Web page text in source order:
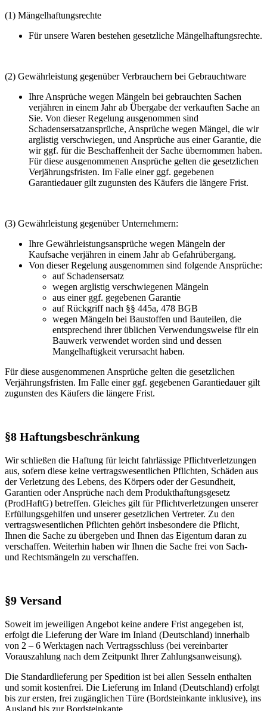
(1) Mängelhaftungsrechte
Für unsere Waren bestehen gesetzliche Mängelhaftungsrechte.
(2) Gewährleistung gegenüber Verbrauchern bei Gebrauchtware
Ihre Ansprüche wegen Mängeln bei gebrauchten Sachen
verjähren in einem Jahr ab Übergabe der verkauften Sache an
Sie. Von dieser Regelung ausgenommen sind
Schadensersatzansprüche, Ansprüche wegen Mängel, die wir
arglistig verschwiegen, und Ansprüche aus einer Garantie, die
wir ggf. für die Beschaffenheit der Sache übernommen haben.
Für diese ausgenommenen Ansprüche gelten die gesetzlichen
Verjährungsfristen. Im Falle einer ggf. gegebenen
Garantiedauer gilt zugunsten des Käufers die längere Frist.
(3) Gewährleistung gegenüber Unternehmern:
Ihre Gewährleistungsansprüche wegen Mängeln der
Kaufsache verjähren in einem Jahr ab Gefahrübergang.
Von dieser Regelung ausgenommen sind folgende Ansprüche:
auf Schadensersatz
wegen arglistig verschwiegenen Mängeln
aus einer ggf. gegebenen Garantie
auf Rückgriff nach §§ 445a, 478 BGB
wegen Mängeln bei Baustoffen und Bauteilen, die
entsprechend ihrer üblichen Verwendungsweise für ein
Bauwerk verwendet worden sind und dessen
Mangelhaftigkeit verursacht haben.
Für diese ausgenommenen Ansprüche gelten die gesetzlichen
Verjährungsfristen. Im Falle einer ggf. gegebenen Garantiedauer gilt
zugunsten des Käufers die längere Frist.
§8 Haftungsbeschränkung
Wir schließen die Haftung für leicht fahrlässige Pflichtverletzungen
aus, sofern diese keine vertragswesentlichen Pflichten, Schäden aus
der Verletzung des Lebens, des Körpers oder der Gesundheit,
Garantien oder Ansprüche nach dem Produkthaftungsgesetz
(ProdHaftG) betreffen. Gleiches gilt für Pflichtverletzungen unserer
Erfüllungsgehilfen und unserer gesetzlichen Vertreter. Zu den
vertragswesentlichen Pflichten gehört insbesondere die Pflicht,
Ihnen die Sache zu übergeben und Ihnen das Eigentum daran zu
verschaffen. Weiterhin haben wir Ihnen die Sache frei von Sach-
und Rechtsmängeln zu verschaffen.
§9 Versand
Soweit im jeweiligen Angebot keine andere Frist angegeben ist,
erfolgt die Lieferung der Ware im Inland (Deutschland) innerhalb
von 2 – 6 Werktagen nach Vertragsschluss (bei vereinbarter
Vorauszahlung nach dem Zeitpunkt Ihrer Zahlungsanweisung).
Die Standardlieferung per Spedition ist bei allen Sesseln enthalten
und somit kostenfrei. Die Lieferung im Inland (Deutschland) erfolgt
bis zur ersten, frei zugänglichen Türe (Bordsteinkante inklusive), ins
Ausland bis zur Bordsteinkante.